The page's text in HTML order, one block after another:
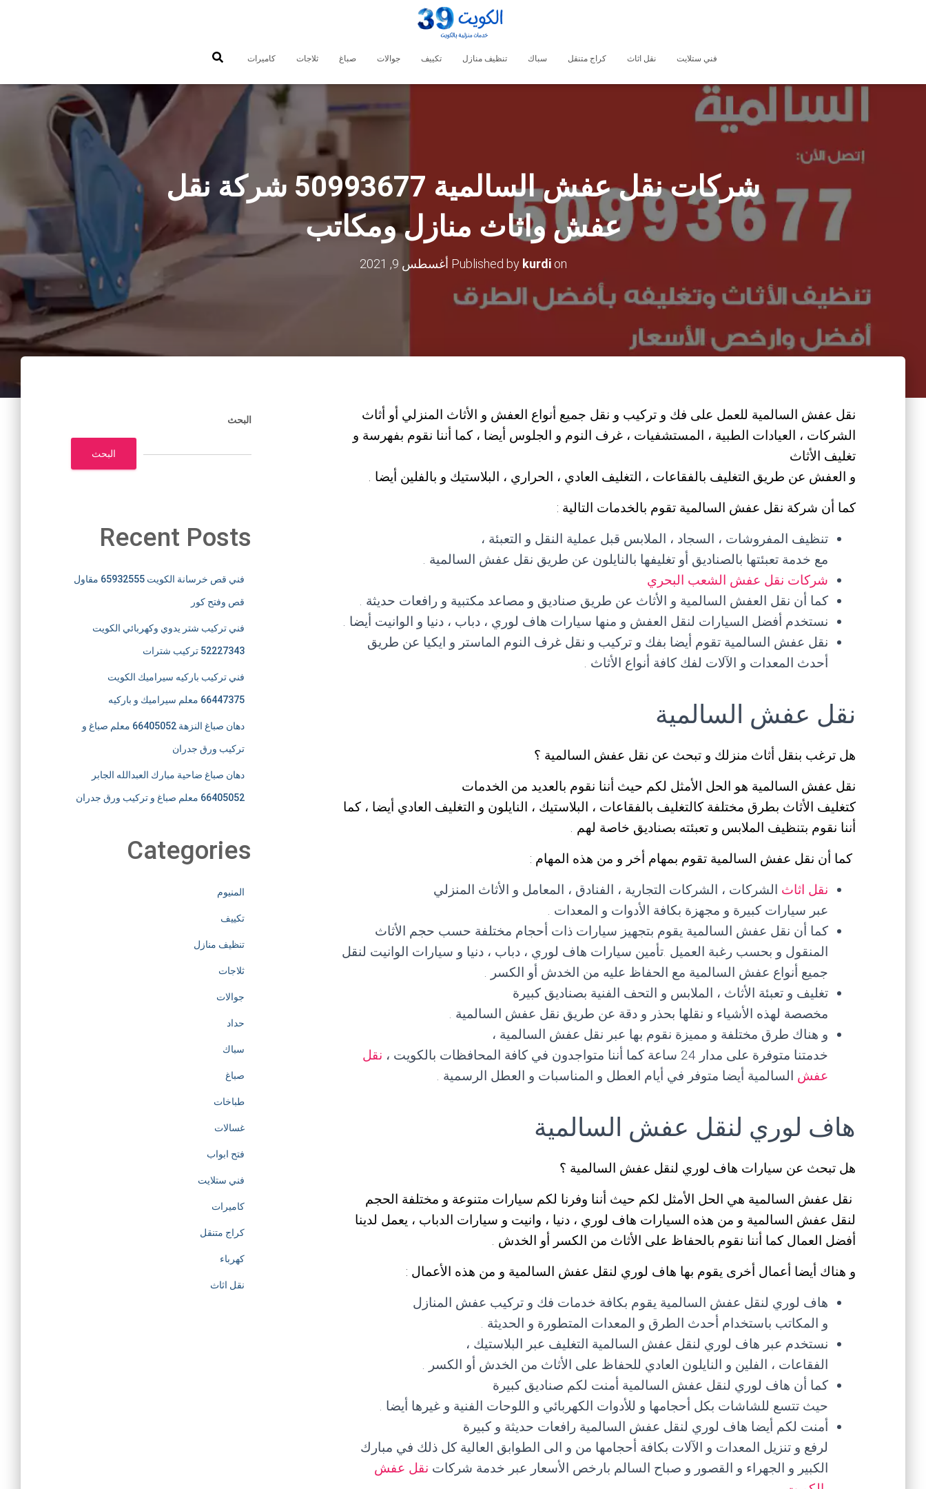
فني ستلايت نقل اثاث كراج متنقل سباك تنظيف منازل تكييف جوالات صباغ ثلاجات كاميرات
شركات نقل عفش السالمية 50993677 شركة نقل
عفش واثاث منازل ومكاتب
Published by kurdion أغسطس 9, 2021
نقل عفش السالمية للعمل على فك و تركيب و نقل جميع أنواع العفش و الأثاث المنزلي أو أثاث
الشركات ، العيادات الطبية ، المستشفيات ، غرف النوم و الجلوس أيضا ، كما أننا نقوم بفهرسة و
تغليف الأثاث
و العفش عن طريق التغليف بالفقاعات ، التغليف العادي ، الحراري ، البلاستيك و بالفلين أيضا .
كما أن شركة نقل عفش السالمية تقوم بالخدمات التالية :
تنظيف المفروشات ، السجاد ، الملابس قبل عملية النقل و التعبئة ،
مع خدمة تعبئتها بالصناديق أو تغليفها بالنايلون عن طريق نقل عفش السالمية .
شركات نقل عفش الشعب البحري
كما أن نقل العفش السالمية و الأثاث عن طريق صناديق و مصاعد مكتبية و رافعات حديثة .
نستخدم أفضل السيارات لنقل العفش و منها سيارات هاف لوري ، دباب ، دنيا و الوانيت أيضا .
نقل عفش السالمية تقوم أيضا بفك و تركيب و نقل غرف النوم الماستر و ايكيا عن طريق
أحدث المعدات و الآلات لفك كافة أنواع الأثاث .
نقل عفش السالمية
هل ترغب بنقل أثاث منزلك و تبحث عن نقل عفش السالمية ؟
نقل عفش السالمية هو الحل الأمثل لكم حيث أننا نقوم بالعديد من الخدمات
كتغليف الأثاث بطرق مختلفة كالتغليف بالفقاعات ، البلاستيك ، النايلون و التغليف العادي أيضا ، كما
أننا نقوم بتنظيف الملابس و تعبئته بصناديق خاصة لهم .
كما أن نقل عفش السالمية تقوم بمهام أخر و من هذه المهام :
نقل اثاث الشركات ، الشركات التجارية ، الفنادق ، المعامل و الأثاث المنزلي
عبر سيارات كبيرة و مجهزة بكافة الأدوات و المعدات .
كما أن نقل عفش السالمية يقوم بتجهيز سيارات ذات أحجام مختلفة حسب حجم الأثاث
المنقول و بحسب رغبة العميل .تأمين سيارات هاف لوري ، دباب ، دنيا و سيارات الوانيت لنقل
جميع أنواع عفش السالمية مع الحفاظ عليه من الخدش أو الكسر .
تغليف و تعبئة الأثاث ، الملابس و التحف الفنية بصناديق كبيرة
مخصصة لهذه الأشياء و نقلها بحذر و دقة عن طريق نقل عفش السالمية .
و هناك طرق مختلفة و مميزة نقوم بها عبر نقل عفش السالمية ،
خدمتنا متوفرة على مدار 24 ساعة كما أننا متواجدون في كافة المحافظات بالكويت ،
نقل
عفش السالمية أيضا متوفر في أيام العطل و المناسبات و العطل الرسمية .
هاف لوري لنقل عفش السالمية
هل تبحث عن سيارات هاف لوري لنقل عفش السالمية ؟
نقل عفش السالمية هي الحل الأمثل لكم حيث أننا وفرنا لكم سيارات متنوعة و مختلفة الحجم
لنقل عفش السالمية و من هذه السيارات هاف لوري ، دنيا ، وانيت و سيارات الدباب ، يعمل لدينا
أفضل العمال كما أننا نقوم بالحفاظ على الأثاث من الكسر أو الخدش .
و هناك أيضا أعمال أخرى يقوم بها هاف لوري لنقل عفش السالمية و من هذه الأعمال :
هاف لوري لنقل عفش السالمية يقوم بكافة خدمات فك و تركيب عفش المنازل
و المكاتب باستخدام أحدث الطرق و المعدات المتطورة و الحديثة .
نستخدم عبر هاف لوري لنقل عفش السالمية التغليف عبر البلاستيك ،
الفقاعات ، الفلين و النايلون العادي للحفاظ على الأثاث من الخدش أو الكسر .
كما أن هاف لوري لنقل عفش السالمية أمنت لكم صناديق كبيرة
حيث تتسع للشاشات بكل أحجامها و للأدوات الكهربائي و اللوحات الفنية و غيرها أيضا .
أمنت لكم أيضا هاف لوري لنقل عفش السالمية رافعات حديثة و كبيرة
لرفع و تنزيل المعدات و الآلات بكافة أحجامها من و الى الطوابق العالية كل ذلك في مبارك
الكبير و الجهراء و القصور و صباح السالم بارخص الأسعار عبر خدمة شركات نقل عفش
البحث
البحث
Recent Posts
فني قص خرسانة الكويت 65932555 مقاول
قص وفتح كور
فني تركيب شتر يدوي وكهربائي الكويت
52227343 تركيب شترات
فني تركيب باركيه سيراميك الكويت
66447375 معلم سيراميك و باركيه
دهان صباغ النزهة 66405052 معلم صباغ و
تركيب ورق جدران
دهان صباغ ضاحية مبارك العبدالله الجابر
66405052 معلم صباغ و تركيب ورق جدران
Categories
المنيوم
تكييف
تنظيف منازل
ثلاجات
جوالات
حداد
سباك
صباغ
طباخات
غسالات
فتح ابواب
فني ستلايت
كاميرات
كراج متنقل
كهرباء
نقل اثاث